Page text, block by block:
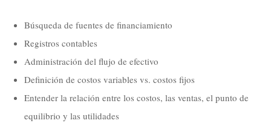
Búsqueda de fuentes de financiamiento
Registros contables
Administración del flujo de efectivo
Definición de costos variables vs. costos fijos
Entender la relación entre los costos, las ventas, el punto de
equilibrio y las utilidades